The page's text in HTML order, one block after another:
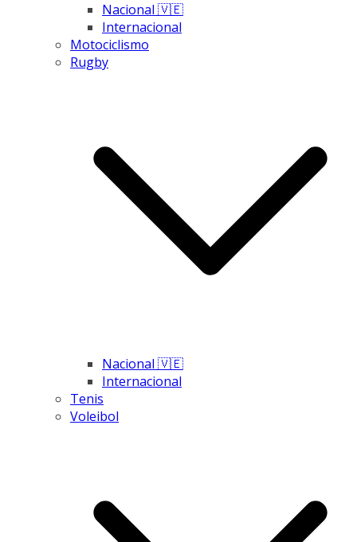
Nacional 🇻🇪
Internacional
Motociclismo
Rugby
Nacional 🇻🇪
Internacional
Tenis
Voleibol